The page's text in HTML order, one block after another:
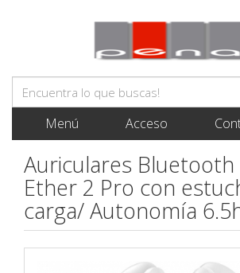
Menú Acceso
Auriculares Bluetooth
Ether 2 Pro con
carga/ Autonomía